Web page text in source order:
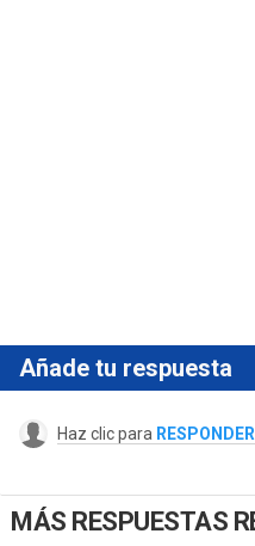
Añade tu respuesta
Haz clic para RESPONDER
MÁS RESPUESTAS